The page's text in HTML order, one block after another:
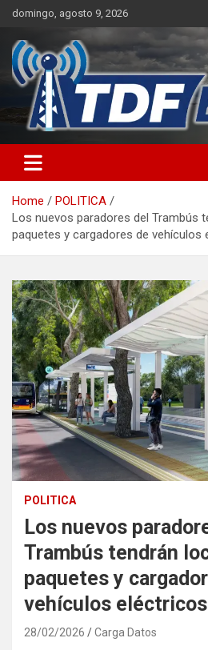
Skip
content
domingo, agosto 9, 2026
Home
POLITICA
Los nuevos paradores del Trambús
paquetes y cargadores de vehículos
POLITICA
Los nuevos
Trambús tendrán
paquetes y
vehículos eléctricos
28/02/2026 Carga Datos